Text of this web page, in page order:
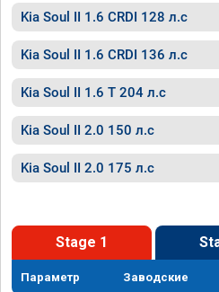
Kia Soul II 1.6 CRDI 128 л.с
Kia Soul II 1.6 CRDI 136 л.с
Kia Soul II 1.6 T 204 л.с
Kia Soul II 2.0 150 л.с
Kia Soul II 2.0 175 л.с
Stage 1
Параметр Заводские